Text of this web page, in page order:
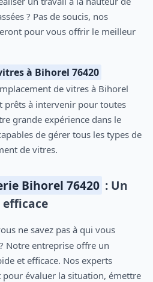
? Pas de soucis, nos
pour vous offrir le meilleur
à Bihorel 76420
prêts à intervenir pour toutes
grande expérience dans le
de gérer tous les types de
de vitres.
Bihorel 76420 : Un
Notre entreprise offre un
et efficace. Nos experts
évaluer la situation, émettre